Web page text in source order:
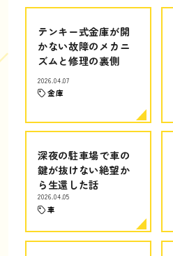
テンキー式金庫が開
かない故障のメカニ
ズムと修理の裏側
2026.04.07
金庫
深夜の駐車場で車の
鍵が抜けない絶望か
ら生還した話
2026.04.05
車